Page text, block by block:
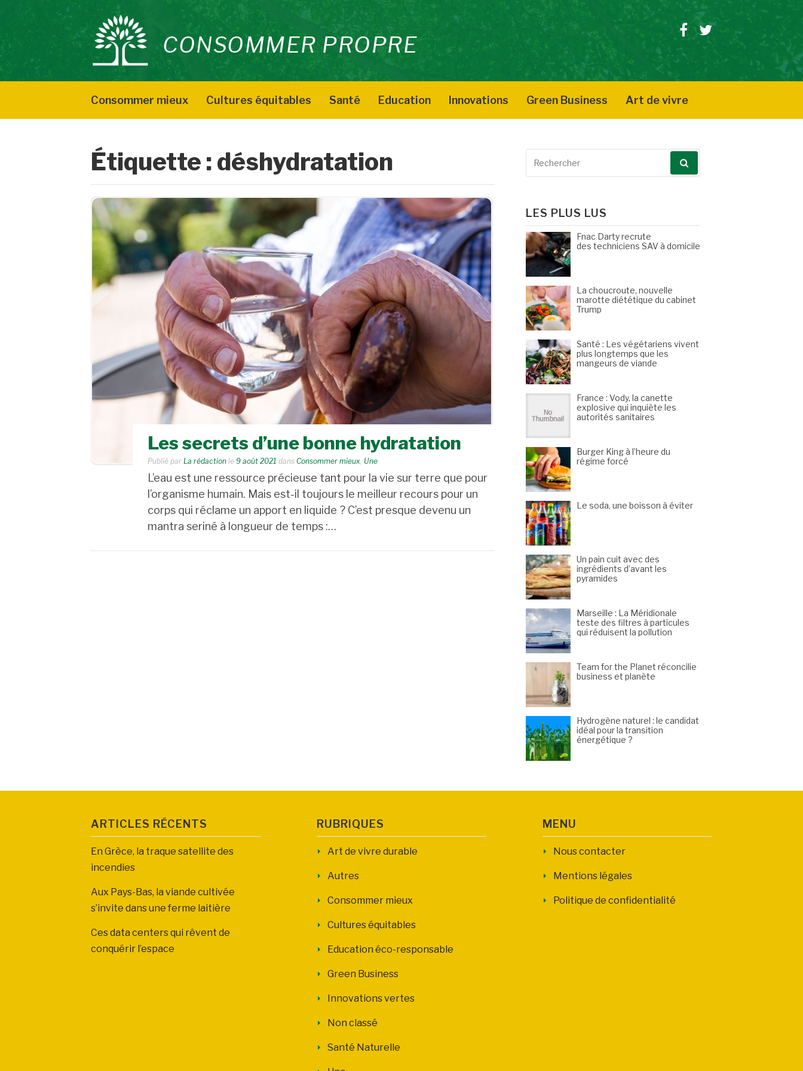
contenu
CONSOMMER PROPRE
Facebook
Twitter
Consommer mieux Cultures équitables Santé Education Innovations Green Business Art de vivre
Étiquette : déshydratation
Les secrets d’une bonne hydratation
Publié par La rédaction le 9 août 2021 dans Consommer mieux, Une
L’eau est une ressource précieuse tant pour la vie sur terre que pour
l’organisme humain. Mais est-il toujours le meilleur recours pour un
corps qui réclame un apport en liquide ? C’est presque devenu un
mantra seriné à longueur de temps :…
LES PLUS LUS
Fnac Darty recrute
des techniciens SAV à domicile
La choucroute, nouvelle
marotte diététique du cabinet
Trump
Santé : Les végétariens vivent
plus longtemps que les
mangeurs de viande
France : Vody, la canette
explosive qui inquiète les
autorités sanitaires
Burger King à l’heure du
régime forcé
Le soda, une boisson à éviter
Un pain cuit avec des
ingrédients d’avant les
pyramides
Marseille : La Méridionale
teste des filtres à particules
qui réduisent la pollution
Team for the Planet réconcilie
business et planète
Hydrogène naturel : le candidat
idéal pour la transition
énergétique ?
ARTICLES RÉCENTS
En Grèce, la traque satellite des
incendies
Aux Pays-Bas, la viande cultivée
s’invite dans une ferme laitière
Ces data centers qui rêvent de
conquérir l’espace
RUBRIQUES
Art de vivre durable
Autres
Consommer mieux
Cultures équitables
Education éco-responsable
Green Business
Innovations vertes
Non classé
Santé Naturelle
MENU
Nous contacter
Mentions légales
Politique de confidentialité